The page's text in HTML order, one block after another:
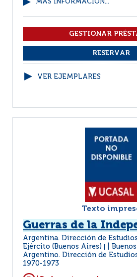
MÁS INFORMACIÓN...
VER EJEMPLARES
Texto
Guerras de la
Argentina. Dirección de
Ejército (Buenos Aires)
Argentino. Dirección de
1970-1973